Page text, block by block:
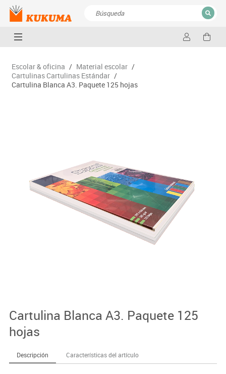
CERRAR
Escolar & oficina / Material escolar /
Cartulinas Cartulinas Estándar /
Cartulina Blanca A3. Paquete 125 hojas
Cartulina Blanca A3. Paquete 125
hojas
Descripción Características del artículo